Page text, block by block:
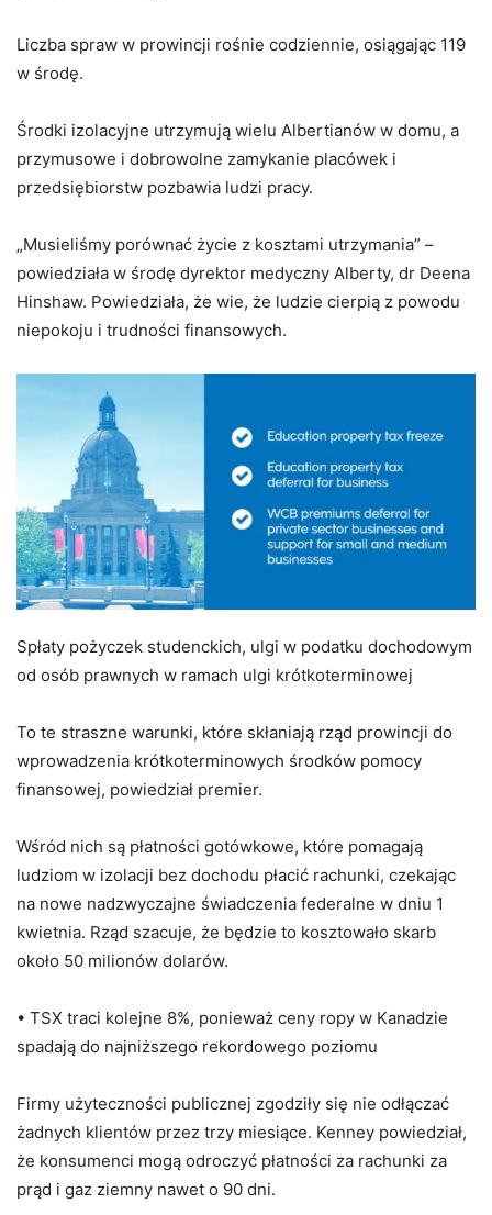
Liczba spraw w prowincji rośnie codziennie, osiągając 119
w środę.
Środki izolacyjne utrzymują wielu Albertianów w domu, a
przymusowe i dobrowolne zamykanie placówek i
przedsiębiorstw pozbawia ludzi pracy.
„Musieliśmy porównać życie z kosztami utrzymania” –
powiedziała w środę dyrektor medyczny Alberty, dr Deena
Hinshaw. Powiedziała, że wie, że ludzie cierpią z powodu
niepokoju i trudności finansowych.
Spłaty pożyczek studenckich, ulgi w podatku dochodowym
od osób prawnych w ramach ulgi krótkoterminowej
To te straszne warunki, które skłaniają rząd prowincji do
wprowadzenia krótkoterminowych środków pomocy
finansowej, powiedział premier.
Wśród nich są płatności gotówkowe, które pomagają
ludziom w izolacji bez dochodu płacić rachunki, czekając
na nowe nadzwyczajne świadczenia federalne w dniu 1
kwietnia. Rząd szacuje, że będzie to kosztowało skarb
około 50 milionów dolarów.
• TSX traci kolejne 8%, ponieważ ceny ropy w Kanadzie
spadają do najniższego rekordowego poziomu
Firmy użyteczności publicznej zgodziły się nie odłączać
żadnych klientów przez trzy miesiące. Kenney powiedział,
że konsumenci mogą odroczyć płatności za rachunki za
prąd i gaz ziemny nawet o 90 dni.